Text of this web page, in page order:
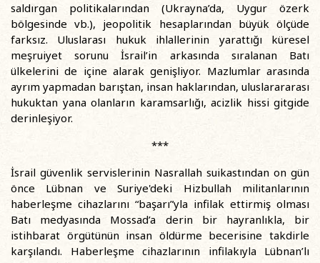
saldırgan politikalarından (Ukrayna’da, Uygur özerk
bölgesinde vb.), jeopolitik hesaplarından büyük ölçüde
farksız. Uluslarası hukuk ihlallerinin yarattığı küresel
meşruiyet sorunu İsrail’in arkasında sıralanan Batı
ülkelerini de içine alarak genişliyor. Mazlumlar arasında
ayrım yapmadan barıştan, insan haklarından, uluslarararası
hukuktan yana olanların karamsarlığı, acizlik hissi gitgide
derinleşiyor.
***
İsrail güvenlik servislerinin Nasrallah suikastından on gün
önce Lübnan ve Suriye'deki Hizbullah militanlarının
haberleşme cihazlarını “başarı”yla infilak ettirmiş olması
Batı medyasında Mossad’a derin bir hayranlıkla, bir
istihbarat örgütünün insan öldürme becerisine takdirle
karşılandı. Haberleşme cihazlarının infilakıyla Lübnan’lı